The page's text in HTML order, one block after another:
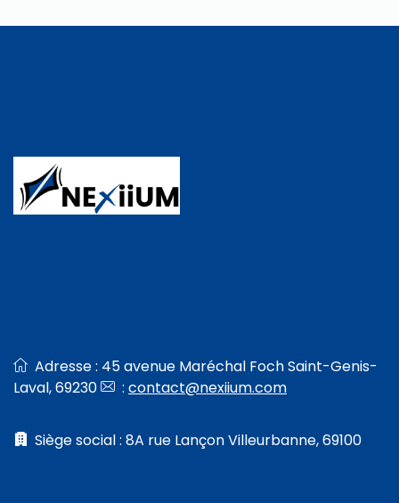
Adresse : 45 avenue Maréchal Foch Saint-Genis-
Laval, 69230
: contact@nexiium.com
Siège social : 8A rue Lançon Villeurbanne, 69100